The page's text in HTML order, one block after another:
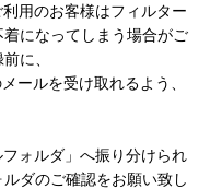
用のお客様はフィルター
になってしまう場合がご
に、
ールを受け取れるよう、
ォルダ」へ振り分けられ
ダのご確認をお願い致し